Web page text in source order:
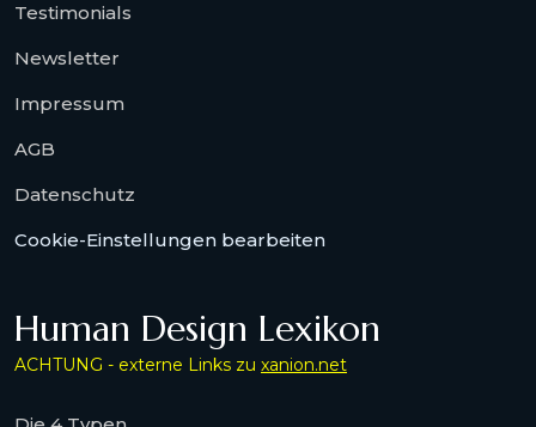
Testimonials
Newsletter
Impressum
AGB
Datenschutz
Cookie-Einstellungen bearbeiten
Human Design Lexikon
ACHTUNG - externe Links zu xanion.net